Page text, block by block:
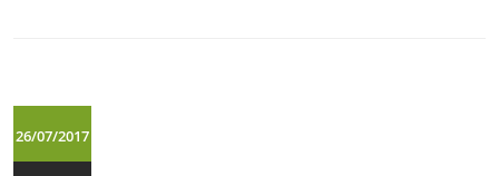
26/07/2017